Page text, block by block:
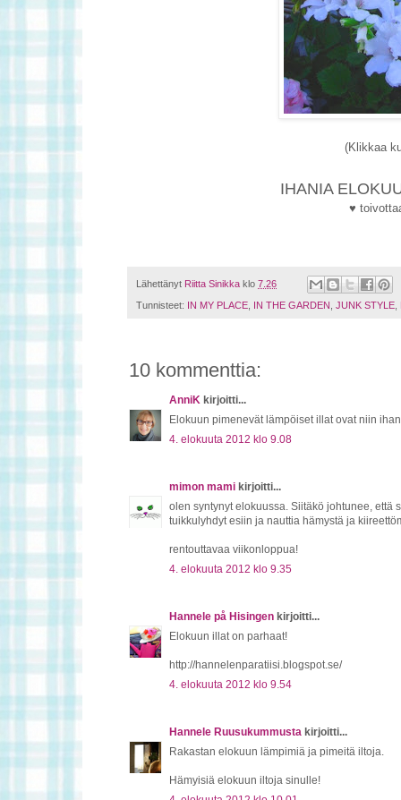
(Klikkaa
IHANIA
♥
Lähettänyt Riitta Sinikka klo 7.26
Tunnisteet: IN MY PLACE IN THE GARDEN JUNK STYLE
10 kommenttia:
AnniK kirjoitti...
Elokuun pimenevät lämpöiset illat ovat niin
4. elokuuta 2012 klo 9.08
mimon mami kirjoitti...
olen syntynyt elokuussa. Siitäkö johtunee,
tuikkulyhdyt esiin ja nauttia hämystä ja
rentouttavaa viikonloppua!
4. elokuuta 2012 klo 9.35
Hannele på Hisingen kirjoitti...
Elokuun illat on parhaat!
http://hannelenparatiisi.blogspot.se/
4. elokuuta 2012 klo 9.54
Hannele Ruusukummusta kirjoitti...
Rakastan elokuun lämpimiä ja pimeitä iltoja.
Hämyisiä elokuun iltoja sinulle!